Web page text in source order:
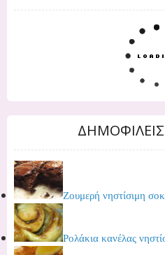
Ζουμερή νηστίσιμη
Ρολάκια κανέλας